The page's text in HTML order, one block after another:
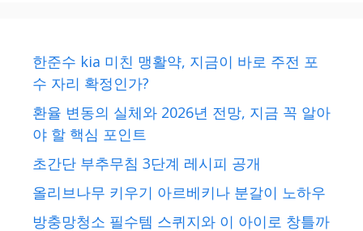
한준수 kia 미친 맹활약, 지금이 바로 주전 포
수 자리 확정인가?
환율 변동의 실체와 2026년 전망, 지금 꼭 알아
야 할 핵심 포인트
초간단 부추무침 3단계 레시피 공개
올리브나무 키우기 아르베키나 분갈이 노하우
방충망청소 필수템 스퀴지와 이 아이로 창틀까